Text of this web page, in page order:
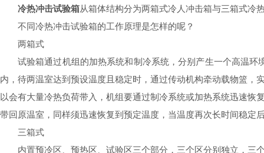
冷热冲击试验箱从箱体结构分为两箱式冷人冲击箱与三箱式冷
不同冷热冲击试验箱的工作原理是怎样的呢？
两箱式
试验箱通过机组的加热系统和制冷系统，分别产生一个高温
内，待两温室达到预设温度且稳定时，通过传动机构牵动载物篮
以会有大量冷热负荷带入，机组要通过制冷系统或加热系统迅速
带回原温室，同样须迅速恢复到预定温度，当温度再次长时间稳定
三箱式
内置预冷区、预热区、试验区三个部分，三个区分别独立，